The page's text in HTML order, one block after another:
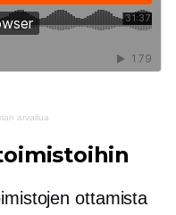
arvailua
ottamista